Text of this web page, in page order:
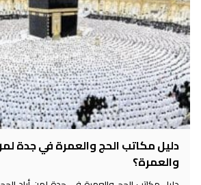
دليل مكاتب الحج والعمرة في جدة
والعمرة؟